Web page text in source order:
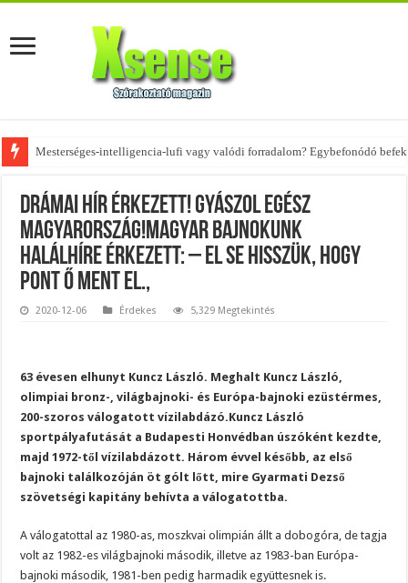
Mesterséges-intelligencia-lufi vagy valódi forradalom? Egybefonódó
Az övtáskák továbbra is trendik – nézd meg, milyen stílusokhoz illenek!
DRÁMAI hír érkezett! Gyászol egész
Magyarország!Magyar bajnokunk
halálhíre érkezett: – El se hisszük, hogy
pont Ő ment el.,
2020-12-06 Érdekes 5,329 Megtekintés
63 évesen elhunyt Kuncz László. Meghalt Kuncz László,
olimpiai bronz-, világbajnoki- és Európa-bajnoki ezüstérmes,
200-szoros válogatott vízilabdázó.Kuncz László
sportpályafutását a Budapesti Honvédban úszóként kezdte,
majd 1972-től vízilabdázott. Három évvel később, az első
bajnoki találkozóján öt gólt lőtt, mire Gyarmati Dezső
szövetségi kapitány behívta a válogatottba.
A válogatottal az 1980-as, moszkvai olimpián állt a dobogóra, de tagja
volt az 1982-es világbajnoki második, illetve az 1983-ban Európa-
bajnoki második, 1981-ben pedig harmadik együttesnek is.